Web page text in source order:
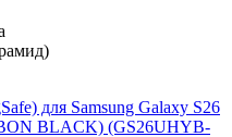
для Samsung Galaxy S26
BLACK) (GS26UHYB-